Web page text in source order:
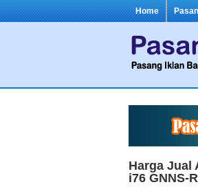
Home
Harga Jual
i76 GNNS-